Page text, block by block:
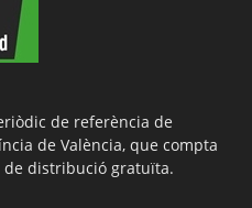
de referència de
de València, que compta
distribució gratuïta.